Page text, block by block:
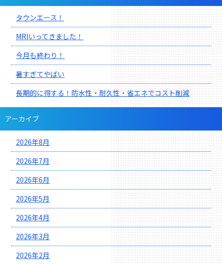
タウンエース！
MRIいってきました！
今月も終わり！
暑すぎてやばい
長期的に得する！防水性・耐久性・省エネでコスト削減
アーカイブ
2026年8月
2026年7月
2026年6月
2026年5月
2026年4月
2026年3月
2026年2月